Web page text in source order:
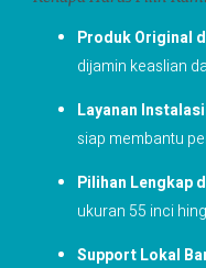
Produk Original
dijamin keaslian
Layanan
siap membantu
Pilihan Lengkap
ukuran 55 inci
Support Lokal